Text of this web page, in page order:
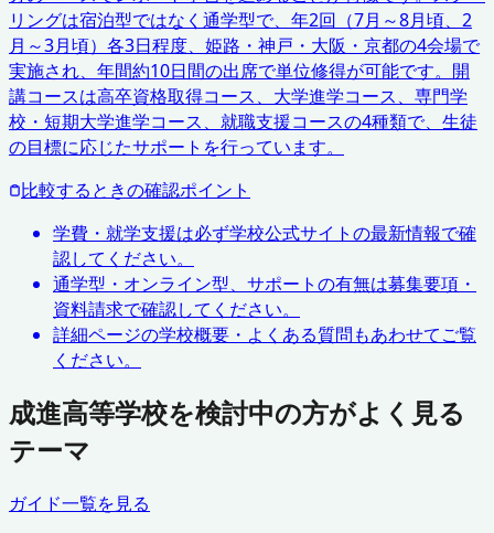
リングは宿泊型ではなく通学型で、年2回（7月～8月頃、2
月～3月頃）各3日程度、姫路・神戸・大阪・京都の4会場で
実施され、年間約10日間の出席で単位修得が可能です。開
講コースは高卒資格取得コース、大学進学コース、専門学
校・短期大学進学コース、就職支援コースの4種類で、生徒
の目標に応じたサポートを行っています。
比較するときの確認ポイント
学費・就学支援は必ず学校公式サイトの最新情報で確
認してください。
通学型・オンライン型、サポートの有無は募集要項・
資料請求で確認してください。
詳細ページの学校概要・よくある質問もあわせてご覧
ください。
成進高等学校を検討中の方がよく見る
テーマ
ガイド一覧を見る